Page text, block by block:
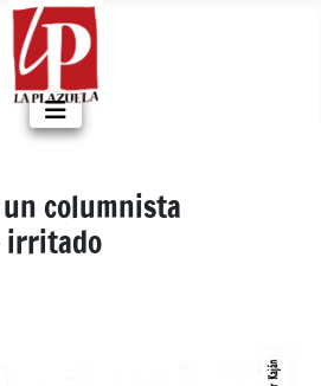
columnista
irritado